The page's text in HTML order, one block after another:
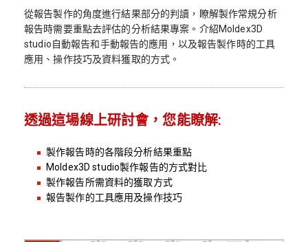
從報告製作的角度進行結果部分的判讀，瞭解製作常規分析
報告時需要重點去評估的分析結果專案。介紹Moldex3D
studio自動報告和手動報告的應用，以及報告製作時的工具
應用、操作技巧及資料獲取的方式。
透過這場線上研討會，您能瞭解:
製作報告時的各階段分析結果重點
Moldex3D studio製作報告的方式對比
製作報告所需資料的獲取方式
報告製作的工具應用及操作技巧